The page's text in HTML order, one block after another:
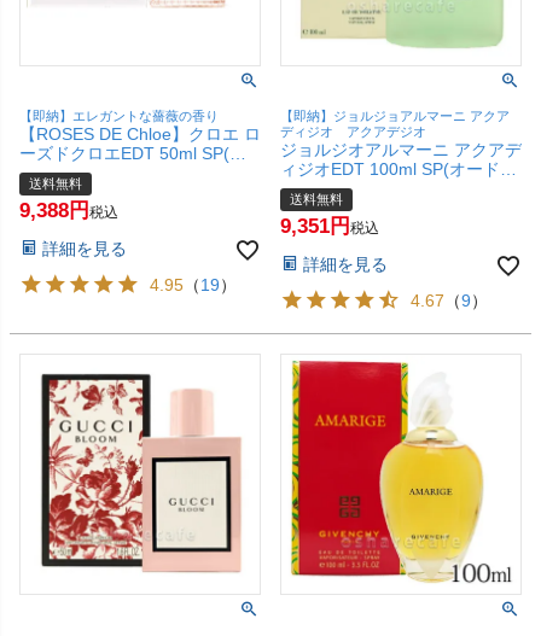
【即納】エレガントな薔薇の香り
【ROSES DE Chloe】クロエ ロ
ーズドクロエEDT 50ml SP(オ
ードトワレ)【香水】【宅配便
送料無料】
送料無料
9,388 税込
詳細を見る
4.95 （19）
【即納】ジョルジョアルマーニ アクア
ディジオ アクアデジオ
ジョルジオアルマーニ アクアデ
ィジオEDT 100ml SP(オードト
ワレ)【香水】【宅配便送料無
料】
送料無料
9,351 税込
詳細を見る
4.67 （9）